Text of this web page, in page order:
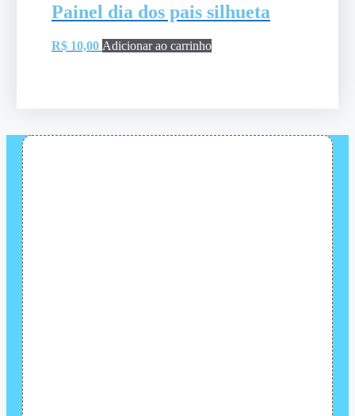
Painel dia dos pais silhueta
R$10,00 Adicionar ao carrinho